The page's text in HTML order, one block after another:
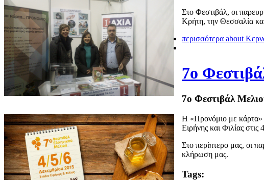
Στο Φεστιβάλ, οι
Κρήτη, την Θεσσαλία
περισσότερα about
7ο
7ο Φεστιβάλ
Η «Προνόμιο με κάρτα»
Ειρήνης και Φιλίας στις
Στο περίπτερο μας, οι
κλήρωση μας.
Tags: